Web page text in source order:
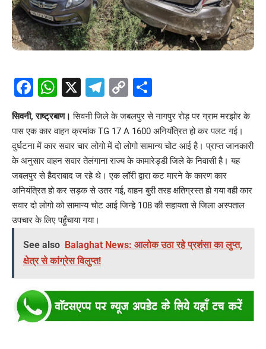
Facebook
WhatsApp
X Telegram
Copy
Link
सिवनी, राष्ट्रबाण। सिवनीजिले के जबलपुर से नागपुर रोड़ पर ग्राम मरझोर के
पास एक कार वाहन क्रमांक TG 17 A 1600 अनियंत्रित हो कर पलट गई।
दुर्घटना में कार सवार चार लोगो में दो लोगो सामान्य चोट आई है। प्राप्त जानकारी
के अनुसार वाहन सवार तेलंगाना राज्य के कामारेड्डी जिले के निवासी है। यह
जबलपुर से हैदराबाद ज रहे थे। एक लॉरी द्वारा कट मारने के कारण कार
अनियंत्रित हो कर सड़क से उतर गई, वाहन बुरी तरह क्षतिग्रस्त हो गया वही कार
सवार दो लोगो को सामान्य चोट आई जिन्हे 108 की सहायता से जिला अस्पताल
उपचार के लिए पहुँचाया गया।
See also Balaghat News: आलोक उठा रहे प्रशंसा का लुप्त,
क्षेत्र से कांग्रेस विलुप्त!